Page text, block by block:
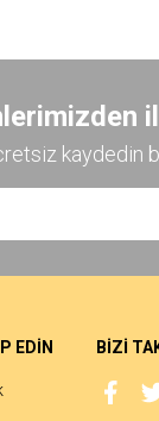
Yorum Yazkaydedin
EDİN BİZİ